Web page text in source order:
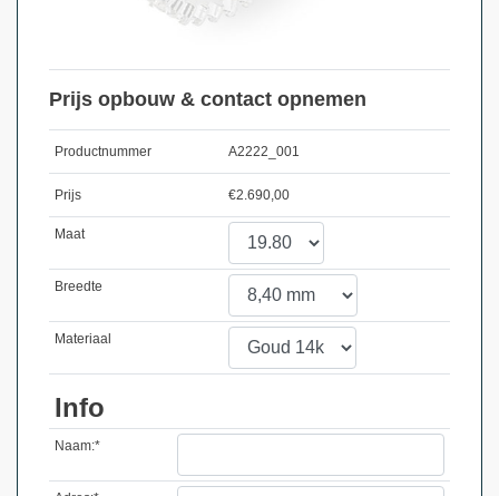
Prijs opbouw & contact opnemen
Productnummer A2222_001
Prijs €2.690,00
Maat
Breedte
Materiaal
Info
Naam:*